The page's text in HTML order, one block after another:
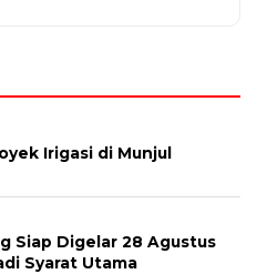
Irigasi di Munjul
Siap Digelar 28 Agustus
Syarat Utama